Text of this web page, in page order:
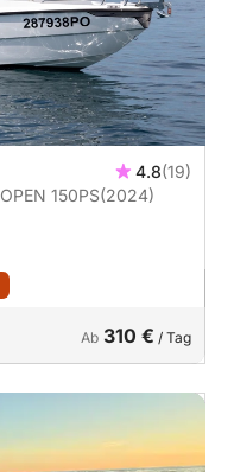
4.8(19)
Motorboot NORTHMASTER 645 OPEN 150PS(2024)
Ab 310 € / Tag